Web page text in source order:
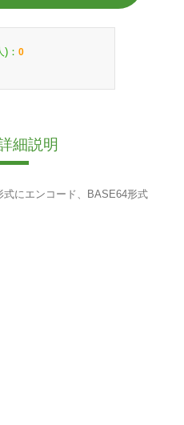
)： 0
細説明
にエンコード、BASE64形式